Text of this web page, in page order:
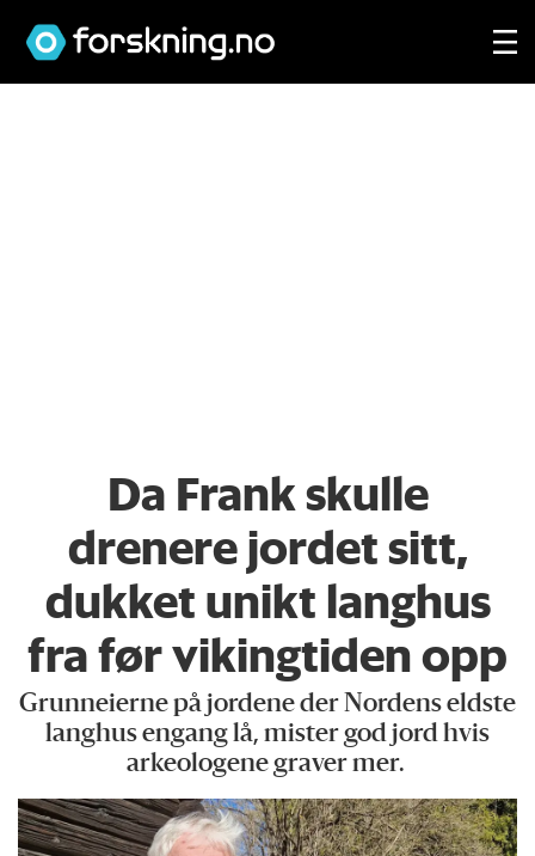
Da Frank skulle
drenere jordet sitt,
dukket unikt langhus
fra før vikingtiden opp
Grunneierne på jordene der Nordens eldste
langhus engang lå, mister god jord hvis
arkeologene graver mer.